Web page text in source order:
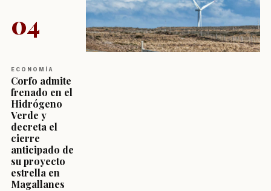
04
ECONOMÍA
Corfo admite
frenado en el
Hidrógeno
Verde y
decreta el
cierre
anticipado de
su proyecto
estrella en
Magallanes